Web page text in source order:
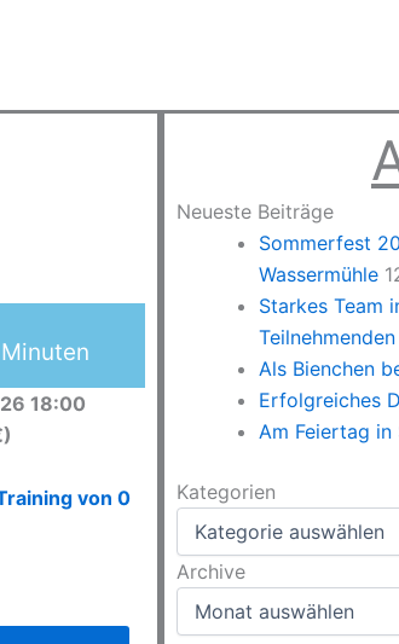
Minuten
18:00
von 0
Neueste Beiträge
Sommerfest
Wassermühle
Starkes Team
Als Bienchen
Erfolgreiches
Am Feiertag in
Kategorien
Kategorien
Archive
Archive